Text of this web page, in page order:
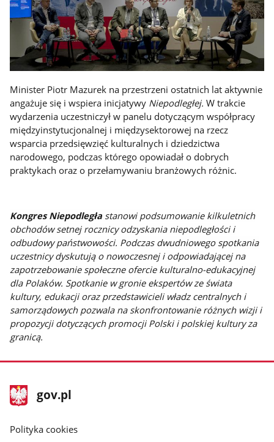
Minister Piotr Mazurek na przestrzeni ostatnich lat aktywnie
angażuje się i wspiera inicjatywy Niepodległej.W trakcie
wydarzenia uczestniczył w panelu dotyczącym współpracy
międzyinstytucjonalnej i międzysektorowej na rzecz
wsparcia przedsięwzięć kulturalnych i dziedzictwa
narodowego, podczas którego opowiadał o dobrych
praktykach oraz o przełamywaniu branżowych różnic.
Kongres Niepodległa stanowi podsumowanie kilkuletnich
obchodów setnej rocznicy odzyskania niepodległości i
odbudowy państwowości. Podczas dwudniowego spotkania
uczestnicy dyskutują o nowoczesnej i odpowiadającej na
zapotrzebowanie społeczne ofercie kulturalno-edukacyjnej
dla Polaków. Spotkanie w gronie ekspertów ze świata
kultury, edukacji oraz przedstawicieli władz centralnych i
samorządowych pozwala na skonfrontowanie różnych wizji i
propozycji dotyczących promocji Polski i polskiej kultury za
granicą.
stopka
gov.pl
Strona
gov.pl
gov.pl
Polityka cookies